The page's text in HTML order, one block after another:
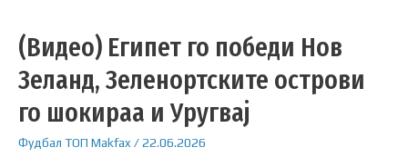
(Видео) Египет го победи Нов
Зеланд, Зеленортските острови
го шокираа и Уругвај
Фудбал ТОП Makfax/22.06.2026